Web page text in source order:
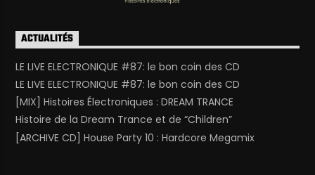
ACTUALITÉS
LE LIVE ELECTRONIQUE #87: le bon coin des CD
LE LIVE ELECTRONIQUE #87: le bon coin des CD
[MIX] Histoires Électroniques : DREAM TRANCE
Histoire de la Dream Trance et de “Children”
[ARCHIVE CD] House Party 10 : Hardcore Megamix